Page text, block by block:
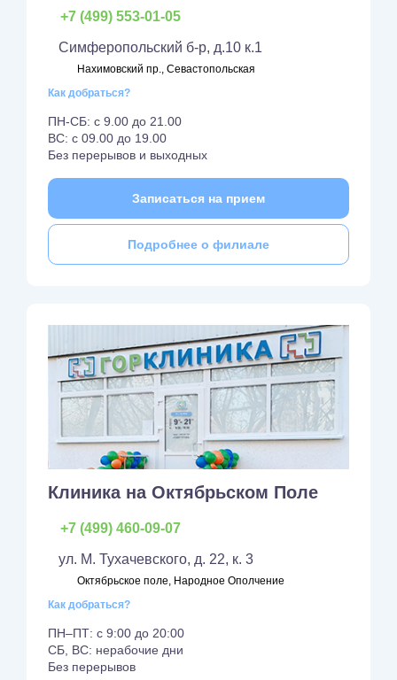
+7 (499) 553-01-05
Симферопольский б-р, д.10 к.1
Нахимовский пр., Севастопольская
Как добраться?
ПН-СБ: с 9.00 до 21.00
ВС: с 09.00 до 19.00
Без перерывов и выходных
Записаться на прием
Подробнее о филиале
Клиника на Октябрьском Поле
+7 (499) 460-09-07
ул. М. Тухачевского, д. 22, к. 3
Октябрьское поле, Народное Ополчение
Как добраться?
ПН–ПТ: с 9:00 до 20:00
СБ, ВС: нерабочие дни
Без перерывов